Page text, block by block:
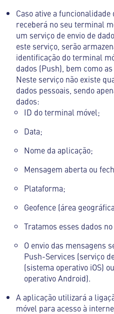
Caso ative a
receberá no seu terminal
um serviço de envio de
este serviço, serão
identificação do terminal
dados (Push), bem como
Neste serviço não existe
dados pessoais, sendo
dados:
ID do terminal móvel;
Data;
Nome da aplicação;
Mensagem aberta ou
Plataforma;
Geofence (área
Tratamos esses dados
O envio das mensagens
Push-Services (serviço
(sistema operativo iOS)
operativo Android).
A aplicação utilizará a
móvel para acesso à